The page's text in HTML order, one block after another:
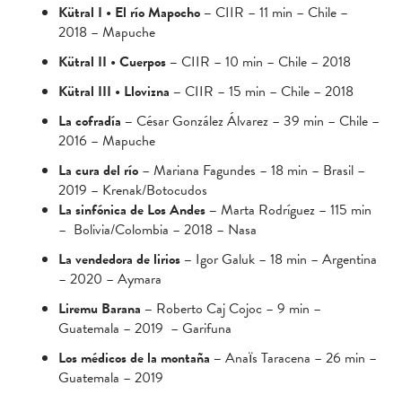
Kütral I • El río Mapocho – CIIR – 11 min – Chile –
2018 – Mapuche
Kütral II • Cuerpos – CIIR – 10 min – Chile – 2018
Kütral III • Llovizna – CIIR – 15 min – Chile – 2018
La cofradía – César González Álvarez – 39 min – Chile –
2016 – Mapuche
La cura del río – Mariana Fagundes – 18 min – Brasil –
2019 – Krenak/Botocudos
La sinfónica de Los Andes – Marta Rodríguez – 115 min
– Bolivia/Colombia – 2018 – Nasa
La vendedora de lirios – Igor Galuk – 18 min – Argentina
– 2020 – Aymara
Liremu Barana – Roberto Caj Cojoc – 9 min –
Guatemala – 2019 – Garifuna
Los médicos de la montaña – Anaïs Taracena – 26 min –
Guatemala – 2019